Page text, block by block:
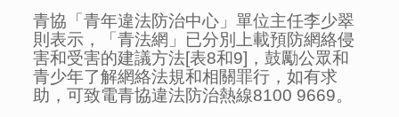
青協「青年違法防治中心」單位主任李少翠
則表示，「青法網」已分別上載預防網絡侵
害和受害的建議方法[表8和9]，鼓勵公眾和
青少年了解網絡法規和相關罪行，如有求
助，可致電青協違法防治熱線8100 9669。